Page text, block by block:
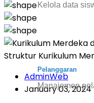
Kelola data
Pelanggaran
Manajemen
AdminWeb
January 03, 2024